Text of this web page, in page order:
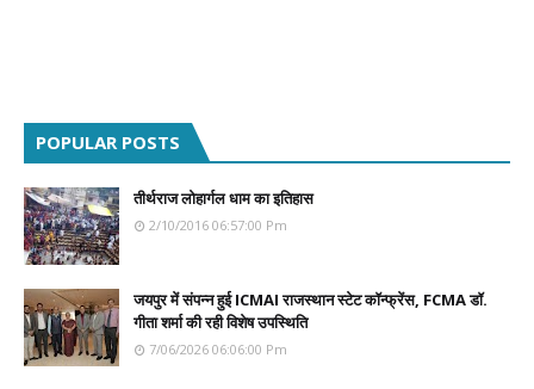
POPULAR POSTS
तीर्थराज लोहार्गल धाम का इतिहास
2/10/2016 06:57:00 Pm
जयपुर में संपन्न हुई ICMAI राजस्थान स्टेट कॉन्फ्रेंस, FCMA डॉ.
गीता शर्मा की रही विशेष उपस्थिति
7/06/2026 06:06:00 Pm